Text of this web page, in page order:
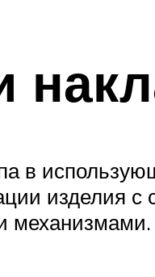
в
механизмами.